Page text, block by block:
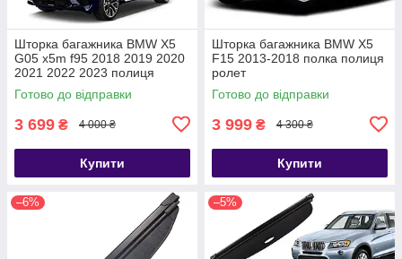
Шторка багажника BMW X5
G05 x5m f95 2018 2019 2020
2021 2022 2023 полиця
ролет
Готово до відправки
3 699 ₴ 4 000 ₴
Купити
Шторка багажника BMW X5
F15 2013-2018 полка полиця
ролет
Готово до відправки
3 999 ₴ 4 300 ₴
Купити
–6% –5%